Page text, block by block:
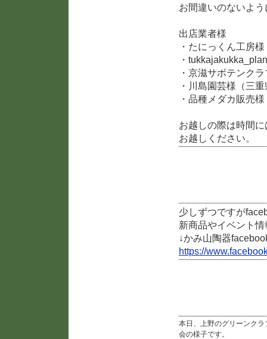
お間違いのないよ
出店業者様
・たにっくん工房
・
・京滋サボテンク
・川島園芸様（三
・品種メダカ販売
お越しの際は時間
お越しください。
少しずつですが
新商品やイベント
↓かみ山陶器
https://
本日、上野のグリーンク
会の様子です。